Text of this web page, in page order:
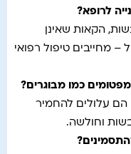
לרופא?
הקאות שאינן
– מחייבים טיפול רפואי
כמו מבוגרים?
הם עלולים להחמיר
וחולשה.
?